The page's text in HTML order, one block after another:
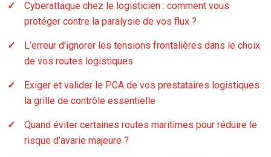
Cyberattaque chez le logisticien : comment vous
protéger contre la paralysie de vos flux ?
L’erreur d’ignorer les tensions frontalières dans le choix
de vos routes logistiques
Exiger et valider le PCA de vos prestataires logistiques :
la grille de contrôle essentielle
Quand éviter certaines routes maritimes pour réduire le
risque d’avarie majeure ?